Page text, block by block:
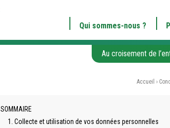
Qui sommes-nous ?
Au croisement de
Accueil ›
SOMMAIRE
Collecte et utilisation de vos données personnelles